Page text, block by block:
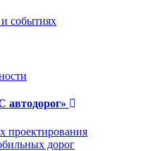
событиях
проектирования
дорог